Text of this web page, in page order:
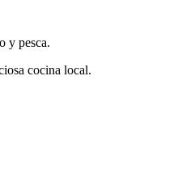
y pesca.
cocina local.